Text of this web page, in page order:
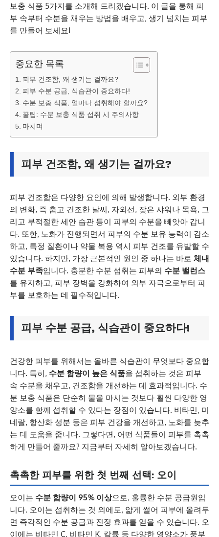
보충 식품 5가지를 소개해 드리겠습니다. 이 글을 통해 피
부 속부터 수분을 채우는 방법을 배우고, 생기 넘치는 피부
를 만들어 보세요!
중요한 목록
피부 건조함, 왜 생기는 걸까요?
피부 수분 공급, 식습관이 중요하다!
수분 보충 식품, 얼마나 섭취해야 할까요?
꿀팁: 수분 보충 식품 섭취 시 주의사항
마치며
피부 건조함, 왜 생기는 걸까요?
피부 건조함은 다양한 요인에 의해 발생합니다. 외부 환경
의 변화, 즉 춥고 건조한 날씨, 자외선, 잦은 샤워나 목욕, 그
리고 부적절한 세안 습관 등이 피부의 수분을 빼앗아 갑니
다. 또한, 노화가 진행되면서 피부의 수분 보유 능력이 감소
하고, 특정 질환이나 약물 복용 역시 피부 건조를 유발할 수
있습니다. 하지만, 가장 근본적인 원인 중 하나는 바로 체내
수분 부족입니다. 충분한 수분 섭취는 피부의 수분 밸런스
를 유지하고, 피부 장벽을 강화하여 외부 자극으로부터 피
부를 보호하는 데 필수적입니다.
피부 수분 공급, 식습관이 중요하다!
건강한 피부를 위해서는 올바른 식습관이 무엇보다 중요합
니다. 특히, 수분 함량이 높은 식품을 섭취하는 것은 피부
속 수분을 채우고, 건조함을 개선하는 데 효과적입니다. 수
분 보충 식품은 단순히 물을 마시는 것보다 훨씬 다양한 영
양소를 함께 섭취할 수 있다는 장점이 있습니다. 비타민, 미
네랄, 항산화 성분 등은 피부 건강을 개선하고, 노화를 늦추
는 데 도움을 줍니다. 그렇다면, 어떤 식품들이 피부를 촉촉
하게 만들어 줄까요? 지금부터 자세히 알아보겠습니다.
촉촉한 피부를 위한 첫 번째 선택: 오이
오이는 수분 함량이 95% 이상으로, 훌륭한 수분 공급원입
니다. 오이는 섭취하는 것 외에도, 얇게 썰어 피부에 올려두
면 즉각적인 수분 공급과 진정 효과를 얻을 수 있습니다. 오
이에는 비타민 C, 비타민 K, 칼륨 등 다양한 영양소가 풍부